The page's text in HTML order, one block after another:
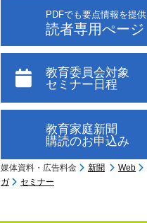
PDFでも要点情報を提供
読者専用ぺージ
教育委員会対象
セミナー日程
教育家庭新聞
購読のお申込み
媒体資料・広告料金 新聞 Web
ガ
セミナー